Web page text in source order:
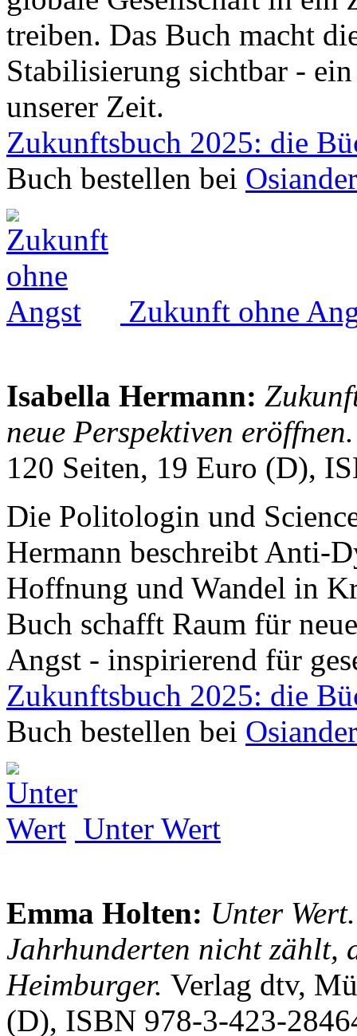
treiben. Das Buch macht
Stabilisierung sichtbar -
unserer Zeit.
Zukunftsbuch 2025: die
Buch bestellen bei
Zukunft ohne
Isabella Hermann:
neue Perspektiven
120 Seiten, 19 Euro (D),
Die Politologin und
Hermann beschreibt Anti-
Hoffnung und Wandel in
Buch schafft Raum für
Angst - inspirierend für
Zukunftsbuch 2025: die
Buch bestellen bei
Unter Wert
Emma Holten: Unter
Jahrhunderten nicht zählt,
Heimburger. Verlag dtv,
(D), ISBN 978-3-423-